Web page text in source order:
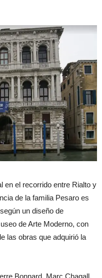
en el recorrido entre Rialto y
de la familia Pesaro es
un diseño de
de Arte Moderno, con
las obras que adquirió la